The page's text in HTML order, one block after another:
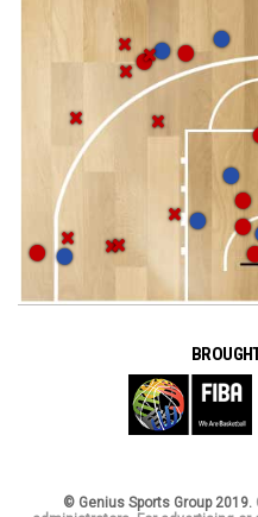
© Genius Sports Group 2019.